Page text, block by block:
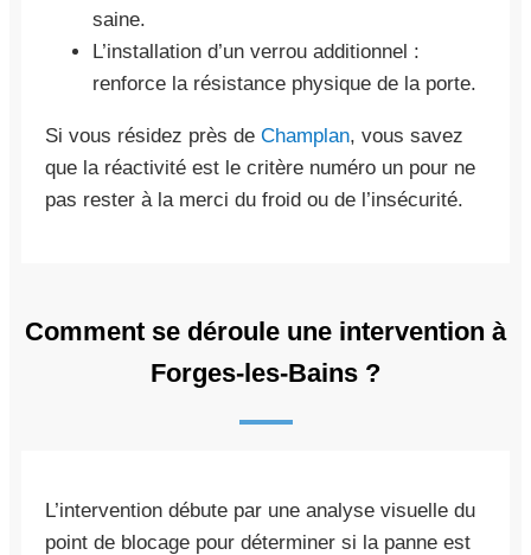
saine.
L’installation d’un verrou additionnel :
renforce la résistance physique de la porte.
Si vous résidez près de Champlan, vous savez
que la réactivité est le critère numéro un pour ne
pas rester à la merci du froid ou de l’insécurité.
Comment se déroule une intervention à
Forges-les-Bains ?
L’intervention débute par une analyse visuelle du
point de blocage pour déterminer si la panne est